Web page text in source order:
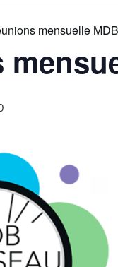
mensuelle